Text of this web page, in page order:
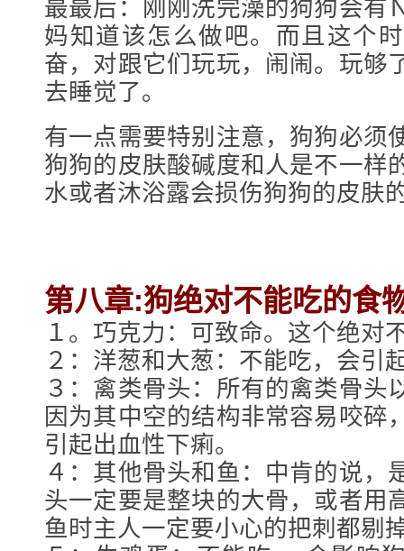
最最后：刚刚洗完澡的狗狗会有
妈知道该怎么做吧。而且这个
奋，对跟它们玩玩，闹闹。玩够
去睡觉了。
有一点需要特别注意，狗狗必须
狗狗的皮肤酸碱度和人是不一样
水或者沐浴露会损伤狗狗的皮肤
第八章:狗绝对不能吃的食
１。巧克力：可致命。这个绝对
２：洋葱和大葱：不能吃，会引
３：禽类骨头：所有的禽类骨头
因为其中空的结构非常容易咬碎
引起出血性下痢。
４：其他骨头和鱼：中肯的说，
头一定要是整块的大骨，或者用
鱼时主人一定要小心的把刺都剔